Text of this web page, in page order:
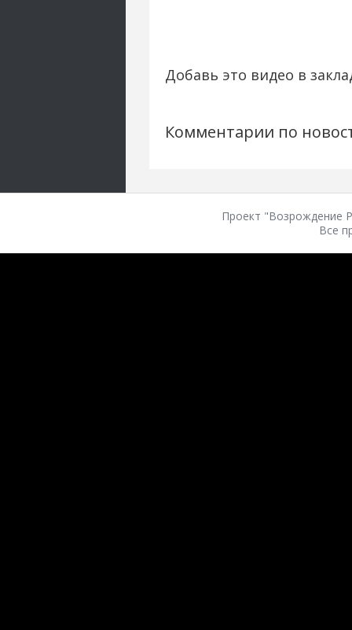
Добавь это видео в
Комментарии по
Проект "Возрождение
Все